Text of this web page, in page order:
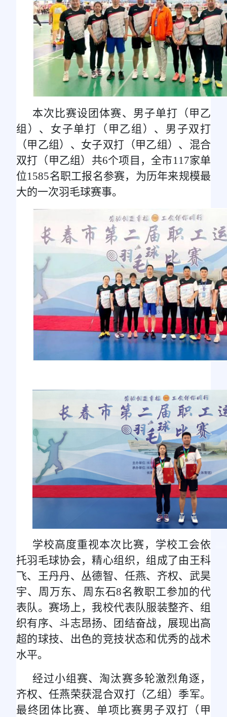
本次比赛设团体赛、男子单打（甲乙
组）、女子单打（甲乙组）、男子双打
（甲乙组）、女子双打（甲乙组）、混合
双打（甲乙组）共6个项目，全市117家单
位1585名职工报名参赛，为历年来规模最
大的一次羽毛球赛事。
学校高度重视本次比赛，学校工会依
托羽毛球协会，精心组织，组成了由王科
飞、王丹丹、丛德智、任燕、齐权、武昊
宇、周万东、周东石8名教职工参加的代
表队。赛场上，我校代表队服装整齐、组
织有序、斗志昂扬、团结奋战，展现出高
超的球技、出色的竞技状态和优秀的战术
水平。
经过小组赛、淘汰赛多轮激烈角逐，
齐权、任燕荣获混合双打（乙组）季军。
最终团体比赛、单项比赛男子双打（甲